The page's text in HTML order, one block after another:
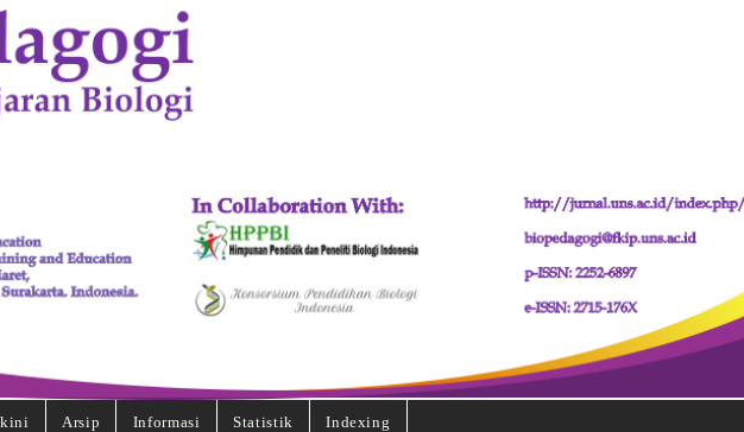
Arsip Informasi Statistik Indexing